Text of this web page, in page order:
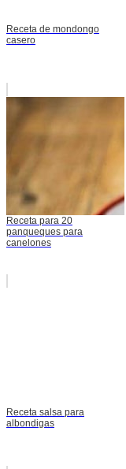
Receta de mondongo
casero
Receta para 20
panqueques para
canelones
Receta salsa para
albondigas